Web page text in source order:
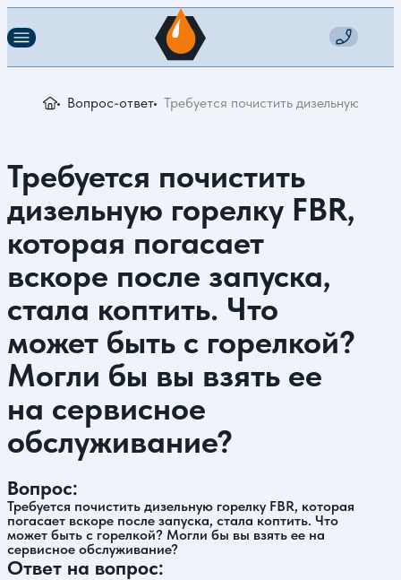
Вопрос-ответ Требуется почистить дизельную
Требуется почистить
дизельную горелку FBR,
которая погасает
вскоре после запуска,
стала коптить. Что
может быть с горелкой?
Могли бы вы взять ее
на сервисное
обслуживание?
Вопрос:
Требуется почистить дизельную горелку FBR, которая
погасает вскоре после запуска, стала коптить. Что
может быть с горелкой? Могли бы вы взять ее на
сервисное обслуживание?
Ответ на вопрос: